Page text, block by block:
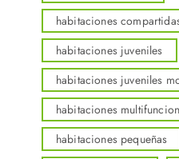
habitaciones
habitaciones juveniles
habitaciones juveniles
habitaciones
habitaciones pequeñas